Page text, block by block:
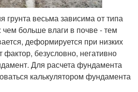
грунта весьма зависима от типа
чем больше влаги в почве - тем
деформируется при низких
фактор, безусловно, негативно
Для расчета фундамента
калькулятором фундамента